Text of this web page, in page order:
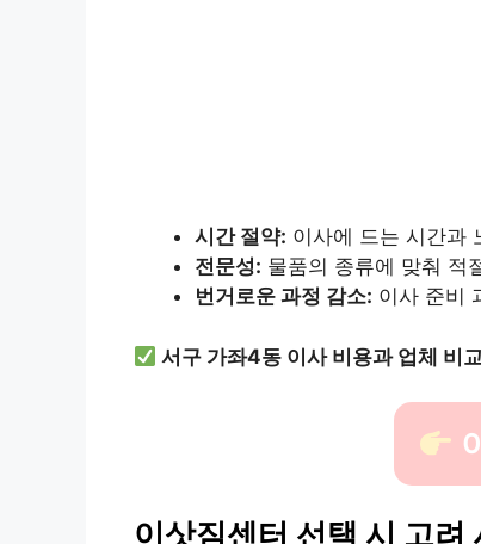
시간 절약: 이사에 드는 시간과
전문성: 물품의 종류에 맞춰 적
번거로운 과정 감소: 이사 준비
서구 가좌4동 이사 비용과 업체 비
이삿짐센터 선택 시 고려